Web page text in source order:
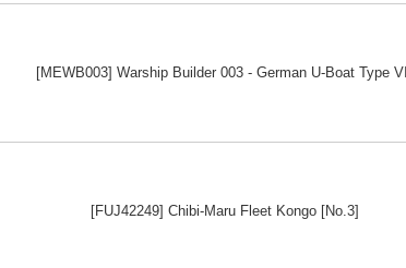
[MEWB003] Warship Builder 003 - German U-Boat Type VII
[FUJ42249] Chibi-Maru Fleet Kongo [No.3]